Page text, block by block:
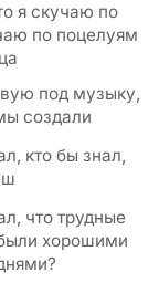
я скучаю по
по поцелуям
под музыку,
создали
кто бы знал,
что трудные
хорошими